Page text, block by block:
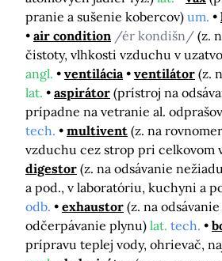
pranie a sušenie kobercov) um.
air condition /ér kondišn/ (z.
čistoty, vlhkosti vzduchu v
angl.
ventilácia ventilátor (z.
lat.
aspirátor (prístroj na
prípadne na vetranie al.
tech.
multivent (z. na
vzduchu cez strop pri celkovom
digestor (z. na odsávanie
a pod., v laboratóriu, kuchyni a
odb.
exhaustor (z. na
odčerpávanie plynu) lat. tech.
prípravu teplej vody, ohrievač,